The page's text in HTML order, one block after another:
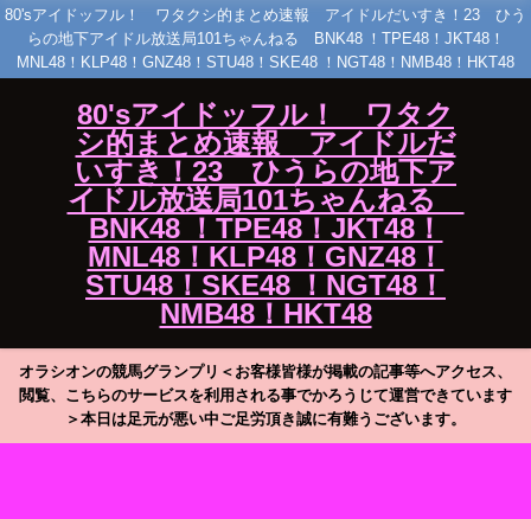
80'sアイドッフル！ ワタクシ的まとめ速報 アイドルだいすき！23 ひう
らの地下アイドル放送局101ちゃんねる BNK48 ！TPE48！JKT48！
MNL48！KLP48！GNZ48！STU48！SKE48 ！NGT48！NMB48！HKT48
80'sアイドッフル！ ワタク
シ的まとめ速報 アイドルだ
いすき！23 ひうらの地下ア
イドル放送局101ちゃんねる
BNK48 ！TPE48！JKT48！
MNL48！KLP48！GNZ48！
STU48！SKE48 ！NGT48！
NMB48！HKT48
オラシオンの競馬グランプリ＜お客様皆様が掲載の記事等へアクセス、
閲覧、こちらのサービスを利用される事でかろうじて運営できています
＞本日は足元が悪い中ご足労頂き誠に有難うございます。